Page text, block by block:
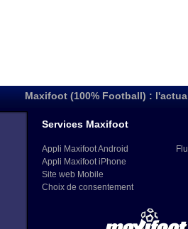
Maxifoot (100% Football) :
Services Maxifoot
Appli Maxifoot Android
Appli Maxifoot iPhone
Site web Mobile
Choix de consentement